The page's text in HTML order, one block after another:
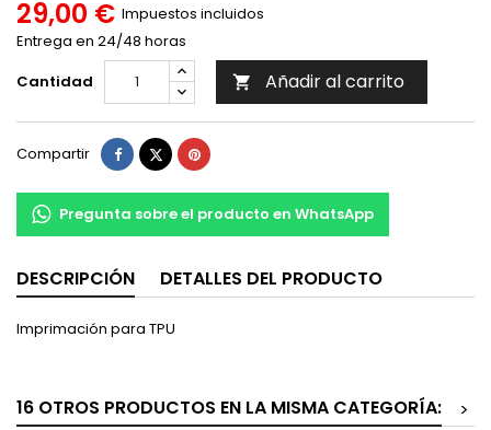
29,00 € Impuestos incluidos
Entrega en 24/48 horas
Cantidad
 Añadir al carrito
Compartir Compartir
TuitearPinterest
Pregunta sobre el producto en WhatsApp
DESCRIPCIÓN DETALLES DEL PRODUCTO
Imprimación para TPU
16 OTROS PRODUCTOS EN LA MISMA CATEGORÍA:
>